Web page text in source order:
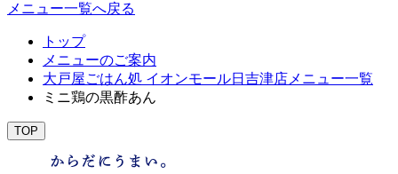
メニュー一覧へ戻る
トップ
メニューのご案内
大戸屋ごはん処 イオンモール日吉津店メニュー一覧
ミニ鶏の黒酢あん
TOP